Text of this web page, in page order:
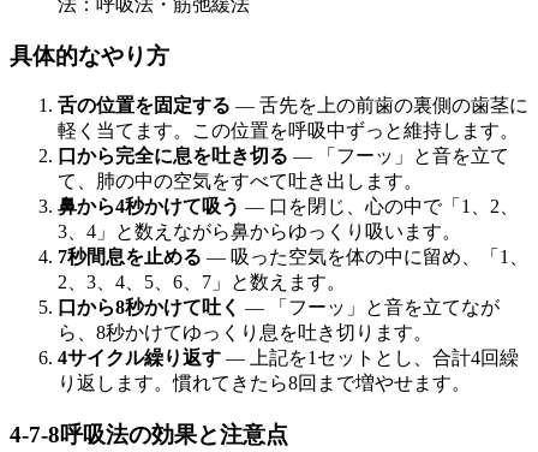
法：呼吸法・筋弛緩法
具体的なやり方
舌の位置を固定する — 舌先を上の前歯の裏側の歯茎に
軽く当てます。この位置を呼吸中ずっと維持します。
口から完全に息を吐き切る — 「フーッ」と音を立て
て、肺の中の空気をすべて吐き出します。
鼻から4秒かけて吸う — 口を閉じ、心の中で「1、2、
3、4」と数えながら鼻からゆっくり吸います。
7秒間息を止める — 吸った空気を体の中に留め、「1、
2、3、4、5、6、7」と数えます。
口から8秒かけて吐く — 「フーッ」と音を立てなが
ら、8秒かけてゆっくり息を吐き切ります。
4サイクル繰り返す — 上記を1セットとし、合計4回繰
り返します。慣れてきたら8回まで増やせます。
4-7-8呼吸法の効果と注意点